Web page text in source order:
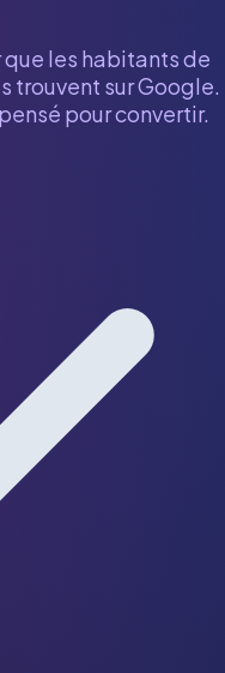
les habitants de
trouvent sur Google.
pour convertir.